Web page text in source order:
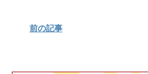
前の記事